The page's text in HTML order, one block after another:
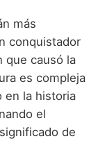
más
conquistador
que causó la
es compleja
en la historia
el
de